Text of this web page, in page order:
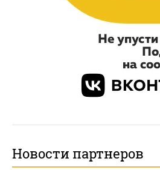
Новости партнеров